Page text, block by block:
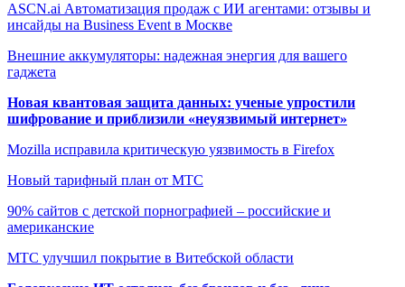
ASCN.ai Автоматизация продаж с ИИ агентами: отзывы и
инсайды на Business Event в Москве
Внешние аккумуляторы: надежная энергия для вашего
гаджета
Новая квантовая защита данных: ученые упростили
шифрование и приблизили «неуязвимый интернет»
Mozilla исправила критическую уязвимость в Firefox
Новый тарифный план от МТС
90% сайтов с детской порнографией – российские и
американские
МТС улучшил покрытие в Витебской области